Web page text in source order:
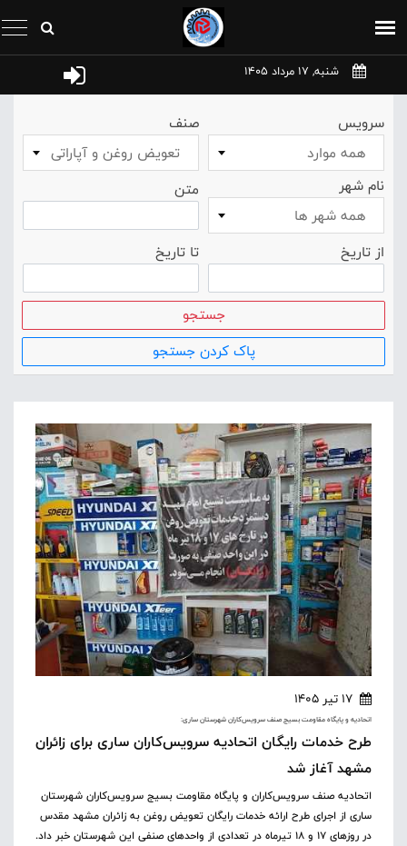
شنبه, 17 مرداد 1405
سرویس
همه موارد
صنف
تعویض روغن و آپاراتی
نام شهر
همه شهر ها
متن
از تاریخ تا تاریخ
جستجو
پاک کردن جستجو
17 تیر 1405
اتحادیه و پایگاه مقاومت بسیج صنف سرویس‌کاران شهرستان ساری:
طرح خدمات رایگان اتحادیه سرویس‌کاران ساری برای زائران
مشهد آغاز شد
اتحادیه صنف سرویس‌کاران و پایگاه مقاومت بسیج سرویس‌کاران شهرستان
ساری از اجرای طرح ارائه خدمات رایگان تعویض روغن به زائران مشهد مقدس
در روزهای ۱۷ و ۱۸ تیرماه در تعدادی از واحدهای صنفی این شهرستان خبر داد.